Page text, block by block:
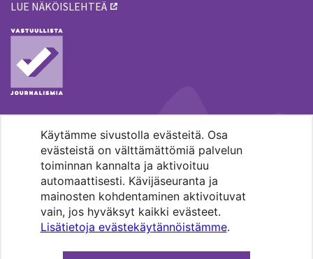
Käytämme sivustolla evästeitä. Osa
evästeistä on välttämättömiä palvelun
toiminnan kannalta ja aktivoituu
automaattisesti. Kävijäseuranta ja
mainosten kohdentaminen aktivoituvat
vain, jos hyväksyt kaikki evästeet.
Lisätietoja evästekäytännöistämme.
LUE NÄKÖISLEHTEÄ
MENOHAKU
Pääkaupunkiseudun evankelis-
luterilaisten seurakuntien media.